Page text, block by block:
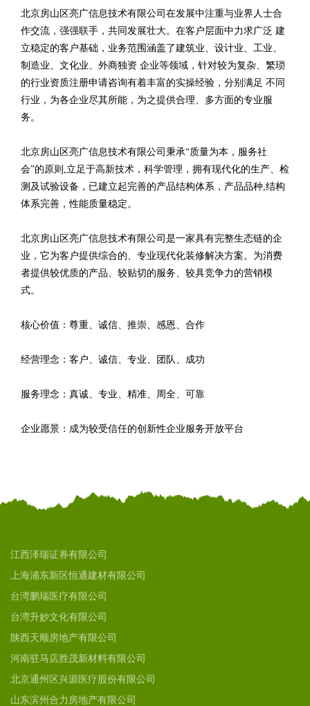
北京房山区亮广信息技术有限公司在发展中注重与业界人士合
作交流，强强联手，共同发展壮大。在客户层面中力求广泛 建
立稳定的客户基础，业务范围涵盖了建筑业、设计业、工业、
制造业、文化业、外商独资 企业等领域，针对较为复杂、繁琐
的行业资质注册申请咨询有着丰富的实操经验，分别满足 不同
行业，为各企业尽其所能，为之提供合理、多方面的专业服
务。
北京房山区亮广信息技术有限公司秉承“质量为本，服务社
会”的原则,立足于高新技术，科学管理，拥有现代化的生产、检
测及试验设备，已建立起完善的产品结构体系，产品品种,结构
体系完善，性能质量稳定。
北京房山区亮广信息技术有限公司是一家具有完整生态链的企
业，它为客户提供综合的、专业现代化装修解决方案。为消费
者提供较优质的产品、较贴切的服务、较具竞争力的营销模
式。
核心价值：尊重、诚信、推崇、感恩、合作
经营理念：客户、诚信、专业、团队、成功
服务理念：真诚、专业、精准、周全、可靠
企业愿景：成为较受信任的创新性企业服务开放平台
江西泽瑞证券有限公司
上海浦东新区恒通建材有限公司
台湾鹏瑞医疗有限公司
台湾升妙文化有限公司
陕西天顺房地产有限公司
河南驻马店胜茂新材料有限公司
北京通州区兴源医疗股份有限公司
山东滨州合力房地产有限公司